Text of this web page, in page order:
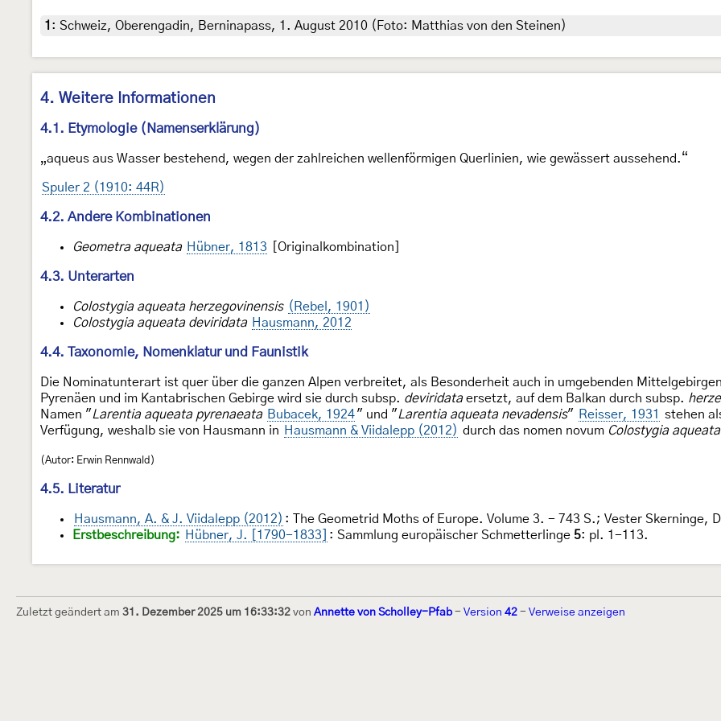
1 : Schweiz, Oberengadin, Berninapass, 1. August 2010 (Foto: Matthias von den Steinen)
4. Weitere Informationen
4.1. Etymologie (Namenserklärung)
„aqueus aus Wasser bestehend, wegen der zahlreichen wellenförmigen Querlinien, wie gewässert aussehend.“
Spuler 2 (1910: 44R)
4.2. Andere Kombinationen
Geometra aqueata Hübner, 1813 [Originalkombination]
4.3. Unterarten
Colostygia aqueata herzegovinensis (Rebel, 1901)
Colostygia aqueata deviridata Hausmann, 2012
4.4. Taxonomie, Nomenklatur und Faunistik
Die Nominatunterart ist quer über die ganzen Alpen verbreitet, als Besonderheit auch in umgebenden
Pyrenäen und im Kantabrischen Gebirge wird sie durch subsp. deviridataersetzt, auf dem Balkan durch subsp.
Namen "Larentia aqueata pyrenaeata Bubacek, 1924" und "Larentia aqueata nevadensis" Reisser, 1931
stehen
Verfügung, weshalb sie von Hausmann in Hausmann & Viidalepp (2012) durch das nomen novum Colostygia aqueata
(Autor: Erwin Rennwald)
4.5. Literatur
Hausmann, A. & J. Viidalepp (2012) : The Geometrid Moths of Europe. Volume 3. - 743 S.; Vester Skerninge,
Erstbeschreibung: Hübner, J. [1790-1833] : Sammlung europäischer Schmetterlinge 5: pl. 1-113.
Zuletzt geändert am 31. Dezember 2025 um 16:33:32 von Annette von Scholley-Pfab - Version 42 - Verweise anzeigen